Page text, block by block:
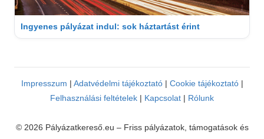
Ingyenes pályázat indul: sok háztartást érint
Impresszum | Adatvédelmi tájékoztató| Cookie tájékoztató|
Felhasználási feltételek | Kapcsolat | Rólunk
© 2026 Pályázatkereső.eu – Friss pályázatok, támogatások és